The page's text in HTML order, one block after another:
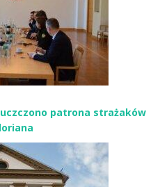
patrona strażaków